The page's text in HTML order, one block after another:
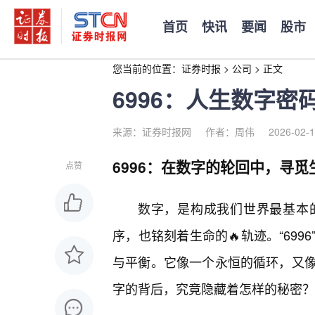
首页 快讯 要闻 股市
您当前的位置： 证券时报 > 公司 > 正文
6996：人生数字密
来源：证券时报网 作者：周伟 2026-02-
点赞 6996：在数字的轮回中，寻觅
数字，是构成我们世界最基
序，也铭刻着生命的🔥轨迹。
与平衡。它像一个永恒的循环，又
字的背后，究竟隐藏着怎样的秘密？